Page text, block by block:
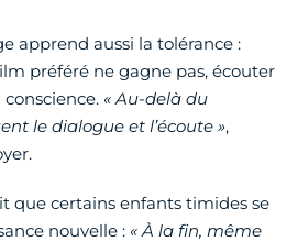
apprend aussi la tolérance :
préféré ne gagne pas, écouter
« Au-delà du
le dialogue et l’écoute »,
que certains enfants timides se
nouvelle : « À la fin, même